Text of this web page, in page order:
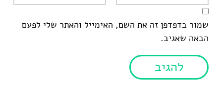
שמור בדפדפן זה את השם, האימייל והאתר שלי לפעם
הבאה שאגיב.